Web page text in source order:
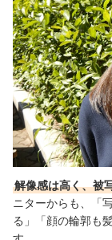
解像感は高く、被
ニターからも、「
る」「顔の輪郭も